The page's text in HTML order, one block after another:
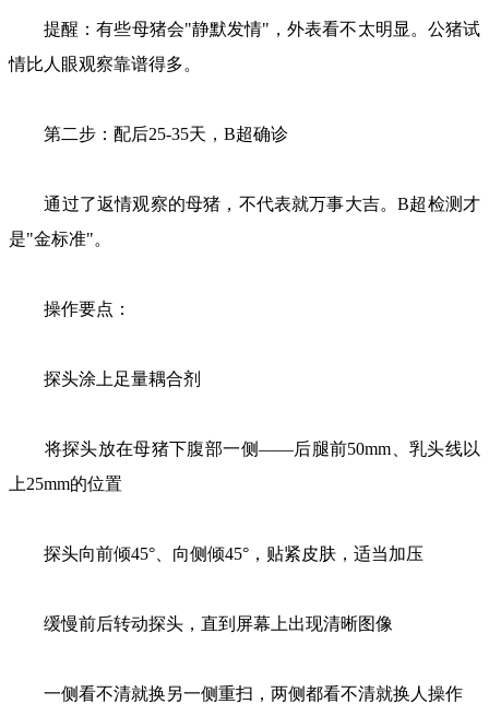
提醒：有些母猪会"静默发情"，外表看不太明显。公猪试
情比人眼观察靠谱得多。
第二步：配后25-35天，B超确诊
通过了返情观察的母猪，不代表就万事大吉。B超检测才
是"金标准"。
操作要点：
探头涂上足量耦合剂
将探头放在母猪下腹部一侧——后腿前50mm、乳头线以
上25mm的位置
探头向前倾45°、向侧倾45°，贴紧皮肤，适当加压
缓慢前后转动探头，直到屏幕上出现清晰图像
一侧看不清就换另一侧重扫，两侧都看不清就换人操作